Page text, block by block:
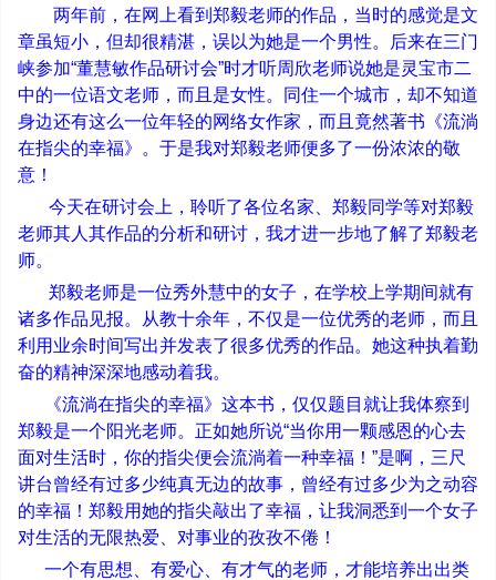
两年前，在网上看到郑毅老师的作品，当时的感觉是文
章虽短小，但却很精湛，误以为她是一个男性。后来在三门
峡参加“董慧敏作品研讨会”时才听周欣老师说她是灵宝市二
中的一位语文老师，而且是女性。同住一个城市，却不知道
身边还有这么一位年轻的网络女作家，而且竟然著书《流淌
在指尖的幸福》。于是我对郑毅老师便多了一份浓浓的敬
意！
今天在研讨会上，聆听了各位名家、郑毅同学等对郑毅
老师其人其作品的分析和研讨，我才进一步地了解了郑毅老
师。
郑毅老师是一位秀外慧中的女子，在学校上学期间就有
诸多作品见报。从教十余年，不仅是一位优秀的老师，而且
利用业余时间写出并发表了很多优秀的作品。她这种执着勤
奋的精神深深地感动着我。
《流淌在指尖的幸福》这本书，仅仅题目就让我体察到
郑毅是一个阳光老师。正如她所说“当你用一颗感恩的心去
面对生活时，你的指尖便会流淌着一种幸福！ ”是啊，三尺
讲台曾经有过多少纯真无边的故事，曾经有过多少为之动容
的幸福！郑毅用她的指尖敲出了幸福，让我洞悉到一个女子
对生活的无限热爱、对事业的孜孜不倦！
一个有思想、有爱心、有才气的老师，才能培养出出类